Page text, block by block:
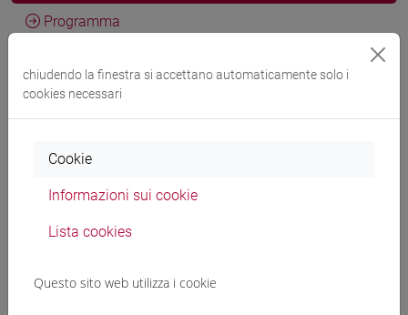
Programma
Docenti
KANG Soon Haeng
chiudendo la finestra si accettano automaticamente solo i
cookies necessari
Cookie
Informazioni sui cookie
Lista cookies
Questo sito web utilizza i cookie